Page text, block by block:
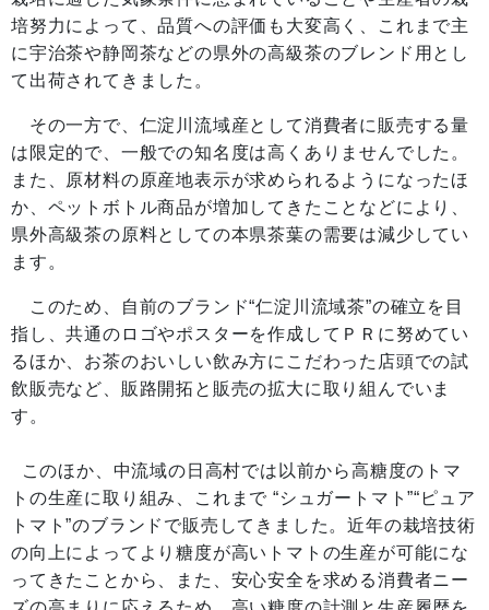
培努力によって、品質への評価も大変高く、これまで主
に宇治茶や静岡茶などの県外の高級茶のブレンド用とし
て出荷されてきました。
その一方で、仁淀川流域産として消費者に販売する量
は限定的で、一般での知名度は高くありませんでした。
また、原材料の原産地表示が求められるようになったほ
か、ペットボトル商品が増加してきたことなどにより、
県外高級茶の原料としての本県茶葉の需要は減少してい
ます。
このため、自前のブランド“仁淀川流域茶”の確立を目
指し、共通のロゴやポスターを作成してＰＲに努めてい
るほか、お茶のおいしい飲み方にこだわった店頭での試
飲販売など、販路開拓と販売の拡大に取り組んでいま
す。
このほか、中流域の日高村では以前から高糖度のトマ
トの生産に取り組み、これまで “シュガートマト”“ピュア
トマト”のブランドで販売してきました。近年の栽培技術
の向上によってより糖度が高いトマトの生産が可能にな
ってきたことから、また、安心安全を求める消費者ニー